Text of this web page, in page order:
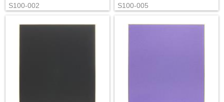
S100-002
S100-005